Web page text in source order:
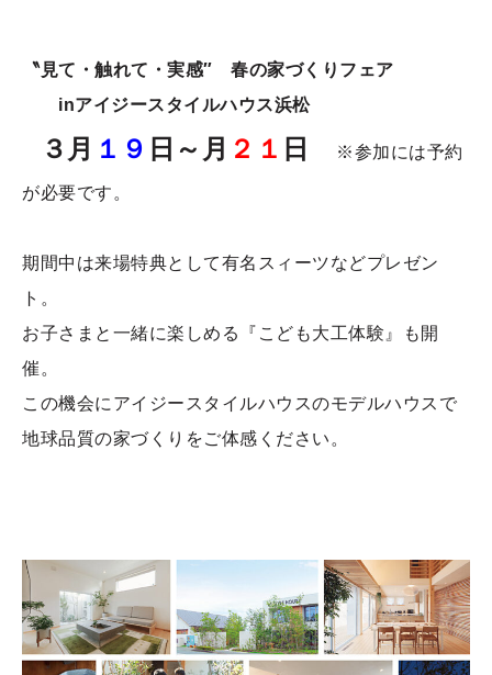
〝見て・触れて・実感″ 春の家づくりフェア
inアイジースタイルハウス浜松
３月 １９ 日～月 ２１ 日 ※参加には予約
が必要です。
期間中は来場特典として有名スィーツなどプレゼン
ト。
お子さまと一緒に楽しめる『こども大工体験』も開
催。
この機会にアイジースタイルハウスのモデルハウスで
地球品質の家づくりをご体感ください。